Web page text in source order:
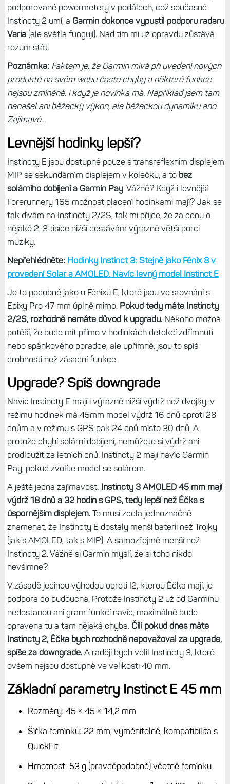
podporované powermetery v pedálech, což současné
Instincty 2 umí, a Garmin dokonce vypustil podporu radaru
Varia(ale světla fungují). Nad tím mi už opravdu zůstává
rozum stát.
Poznámka: Faktem je, že Garmin mívá při uvedení nových
produktů na svém webu často chyby a některé funkce
nejsou zmíněné, i když je novinka má. Například jsem tam
nenašel ani běžecký výkon, ale běžeckou dynamiku ano.
Zajímavé...
Levnější hodinky lepší?
Instincty E jsou dostupné pouze s transreflexním displejem
MIP se sekundárním displejem v kolečku, a to bez
solárního dobíjení a Garmin Pay. Vážně? Když i levnější
Forerunnery 165 možnost placení hodinkami mají? Jak se
tak dívám na Instincty 2/2S, tak mi přijde, že za cenu o
nějaké 2-3 tisíce nižší dostávám výrazně větší porci
muziky.
Nepřehlédněte: Hodinky Instinct 3: Stejně jako Fénix 8 v
provedení Solar a AMOLED. Navíc levný model Instinct E
Je to podobné jako u Fénixů E, které jsou ve srovnání s
Epixy Pro 47 mm úplně mimo. Pokud tedy máte Instincty
2/2S, rozhodně nemáte důvod k upgradu. Někoho možná
potěší, že bude mít přímo v hodinkách detekcí zdřímnutí
nebo spánkového poradce, ale upřímně, jsou to spíš
drobnosti než zásadní funkce.
Upgrade? Spíš downgrade
Navíc Instincty E mají i výrazně nižší výdrž než dvojky, v
režimu hodinek má 45mm model výdrž 16 dnů oproti 28
dnům a v režimu s GPS pak 24 dnů místo 30 dnů. A
protože chybí solární dobíjení, nemůžete si výdrž ani
prodloužit za letních dnů. Instincty 2 mají navíc Garmin
Pay, pokud zvolíte model se solárem.
A ještě jedna zajímavost: Instincty 3 AMOLED 45 mm mají
výdrž 18 dnů a 32 hodin s GPS, tedy lepší než Éčka s
úspornějším displejem.To musí zcela jednoznačně
znamenat, že Instincty E dostaly menší baterii než Trojky
(jak s AMOLED, tak s MIP). A samozřejmě menší než
Instincty 2. Vážně si Garmin myslí, že si toho nikdo
nevšimne?
V zásadě jedinou výhodou oproti I2, kterou Éčka mají, je
podpora do budoucna. Protože Instincty 2 už od Garminu
nedostanou ani gram funkcí navíc, maximálně bude
opravena tu a tam nějaká chyba. Čili pokud dnes máte
Instincty 2, Éčka bych rozhodně nepovažoval za upgrade,
spíše za downgrade.A raději bych volil Instincty 3, které
ovšem nejsou dostupné ve velikosti 40 mm.
Základní parametry Instinct E 45 mm
Rozměry: 45 × 45 × 14,2 mm
Šířka řemínku: 22 mm, vyměnitelné, kompatibilita s
QuickFit
Hmotnost: 53 g (pravděpodobně) včetně řemínku